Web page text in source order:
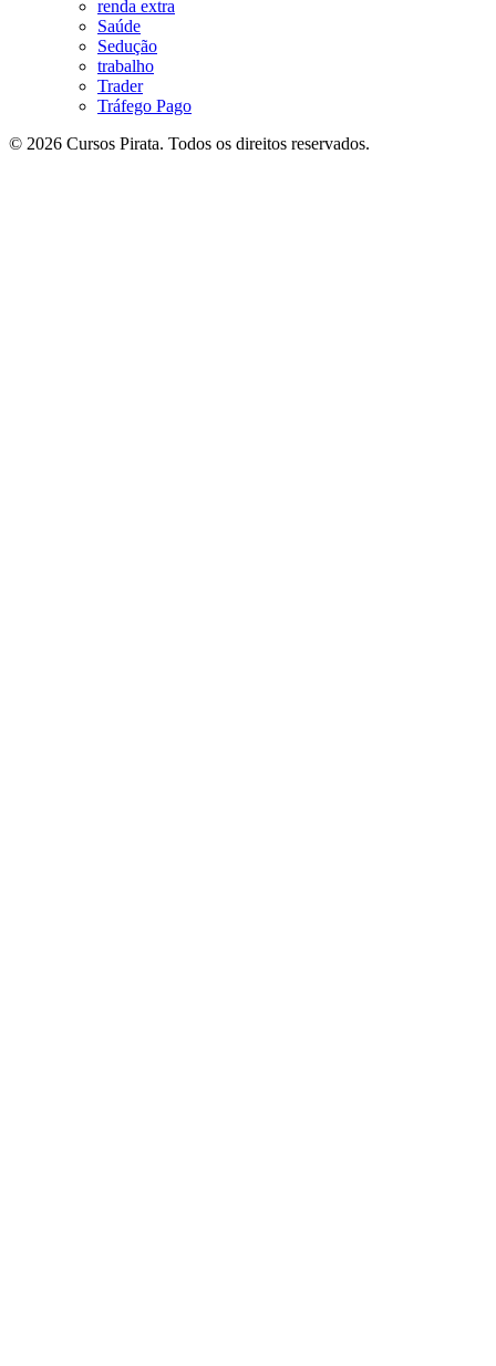
renda extra
Saúde
Sedução
trabalho
Trader
Tráfego Pago
© 2026 Cursos Pirata. Todos os direitos reservados.